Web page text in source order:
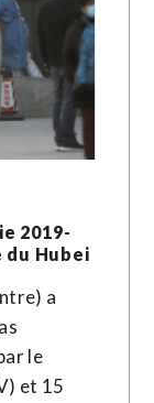
2019-
du Hubei
a
le
et 15